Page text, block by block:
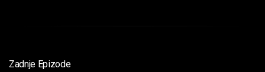
Zadnje Epizode